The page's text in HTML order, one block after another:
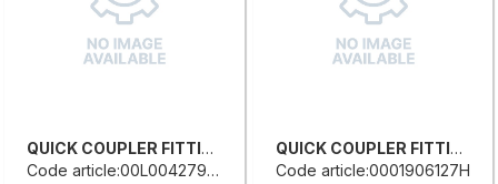
QUICK COUPLER FITTING
Code article:00L0042799F
QUICK COUPLER FITTING
Code article:0001906127H